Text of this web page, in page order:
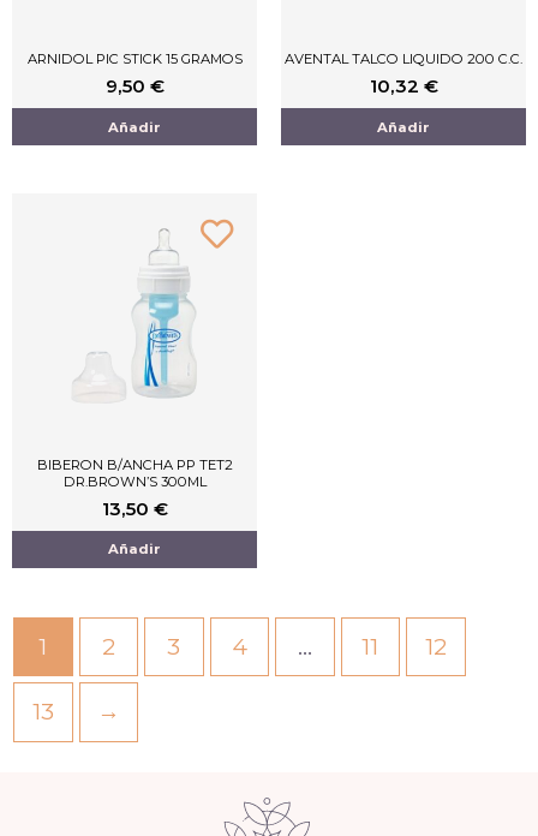
ARNIDOL PIC STICK 15 GRAMOS
9,50 €
Añadir
AVENTAL TALCO LIQUIDO 200 C.C.
10,32 €
Añadir
BIBERON B/ANCHA PP TET2
DR.BROWN’S 300ML
13,50 €
Añadir
1 2 3 4 … 11 12
13 →